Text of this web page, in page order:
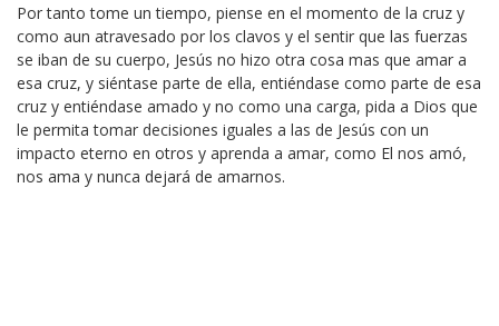
Por tanto tome un tiempo, piense en el momento de la cruz y
como aun atravesado por los clavos y el sentir que las fuerzas
se iban de su cuerpo, Jesús no hizo otra cosa mas que amar a
esa cruz, y siéntase parte de ella, entiéndase como parte de esa
cruz y entiéndase amado y no como una carga, pida a Dios que
le permita tomar decisiones iguales a las de Jesús con un
impacto eterno en otros y aprenda a amar, como El nos amó,
nos ama y nunca dejará de amarnos.